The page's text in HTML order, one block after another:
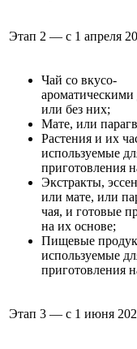
Этап 2 — с 1 апреля
Чай со вкусо-
ароматическими
или без них;
Мате, или
Растения и их
используемые
приготовления
Экстракты,
или мате, или
чая, и готовые
на их основе;
Пищевые
используемые
приготовления
Этап 3 — с 1 июня